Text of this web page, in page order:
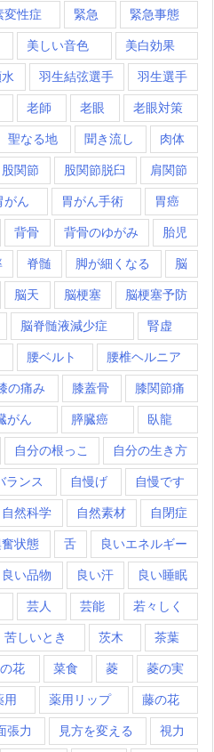
変性症 緊急 緊急事態
美しい音色 美白効果
羽生結弦選手 羽生選手
老師 老眼 老眼対策
聖なる地 聞き流し 肉体
股関節 股関節脱臼 肩関節
がん 胃がん手術 胃癌
背骨 背骨のゆがみ 胎児
脊髄 脚が細くなる 脳
脳天 脳梗塞 脳梗塞予防
脳脊髄液減少症 腎虚
腰ベルト 腰椎ヘルニア
の痛み 膝蓋骨 膝関節痛
がん 膵臓癌 臥龍
自分の根っこ 自分の生き方
ランス 自慢げ 自慢です
自然科学 自然素材 自閉症
状態 舌 良いエネルギー
良い品物 良い汗 良い睡眠
芸人 芸能 若々しく
苦しいとき 茨木 茶葉
花 菜食 菱 菱の実
用 薬用リップ 藤の花
張力 見方を変える 視力